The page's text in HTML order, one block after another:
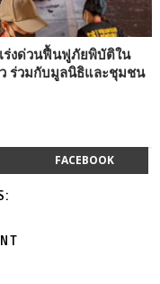
ร่งด่วนฟื้นฟูภัยพิบัติใน
ร่วมกับมูลนิธิและชุมชน
FACEBOOK